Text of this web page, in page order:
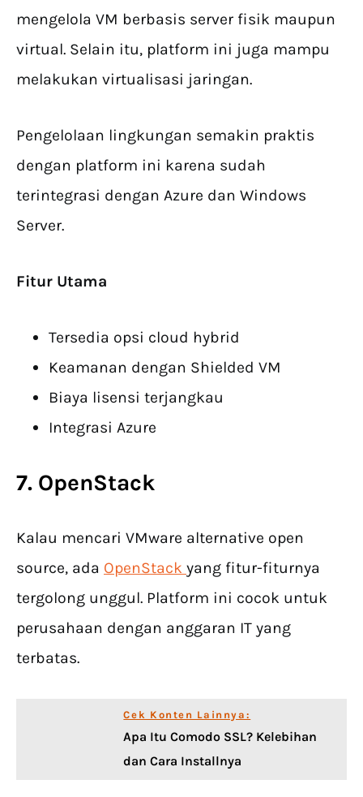
mengelola VM berbasis server fisik maupun
virtual. Selain itu, platform ini juga mampu
melakukan virtualisasi jaringan.
Pengelolaan lingkungan semakin praktis
dengan platform ini karena sudah
terintegrasi dengan Azure dan Windows
Server.
Fitur Utama
Tersedia opsi cloud hybrid
Keamanan dengan Shielded VM
Biaya lisensi terjangkau
Integrasi Azure
7. OpenStack
Kalau mencari VMware alternative open
source, ada OpenStack yang fitur-fiturnya
tergolong unggul. Platform ini cocok untuk
perusahaan dengan anggaran IT yang
terbatas.
Cek Konten Lainnya:
Apa Itu Comodo SSL? Kelebihan
dan Cara Installnya